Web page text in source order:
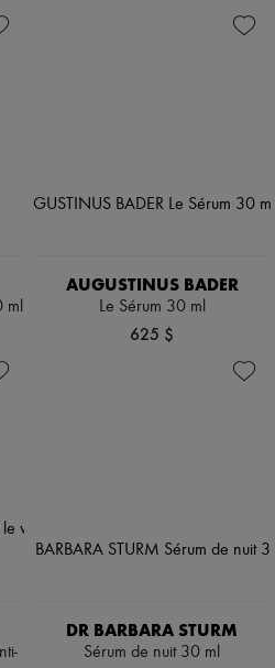
ml
AUGUSTINUS BADER
Le Sérum 30 ml
625 $
DR BARBARA STURM
Sérum de nuit 30 ml